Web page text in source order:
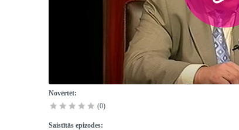
Novērtēt:
(0)
Saistītās epizodes: